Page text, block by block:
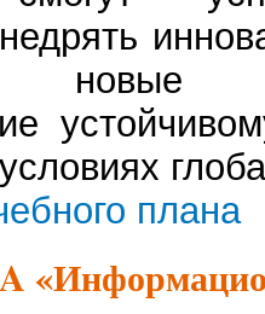
новые
плана
«